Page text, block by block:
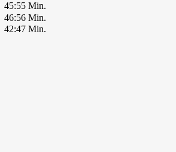
45:55 Min.
46:56 Min.
42:47 Min.